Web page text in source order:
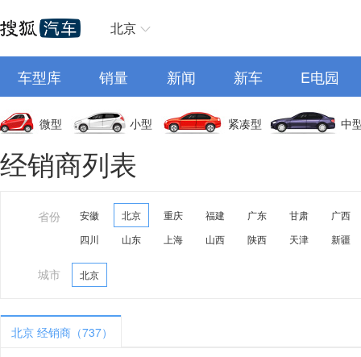
北京
车型库 销量 新闻 新车 E电园
微型 小型 紧凑型 中
经销商列表
省份 安徽 北京 重庆 福建 广东 甘肃
广西
四川
山东 上海 山西 陕西 天津 新疆
城市 北京
北京 经销商（737）